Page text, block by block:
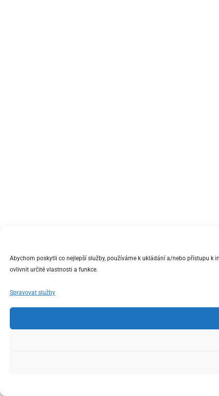
Abychom poskytli co nejlepší služby, používáme k ukládání a/nebo přístupu
ovlivnit určité vlastnosti a funkce.
Spravovat služby